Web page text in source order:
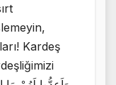
Kardeş